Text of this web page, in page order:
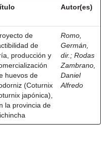
Autor(es)
de
de
producción y
huevos de
(Coturnix
japónica),
la provincia de
Romo,
Germán,
dir. ; Rodas
Zambrano,
Daniel
Alfredo